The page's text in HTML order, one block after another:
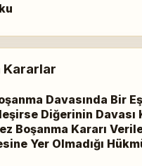
Kararlar
Davasında Bir
Diğerinin Davası
Boşanma Kararı
Yer Olmadığı